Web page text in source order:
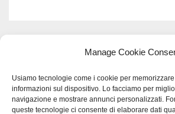
Manage Cookie
Usiamo tecnologie come i cookie per
informazioni sul dispositivo. Lo facciamo per
navigazione e mostrare annunci personalizzati.
queste tecnologie ci consente di elaborare dati